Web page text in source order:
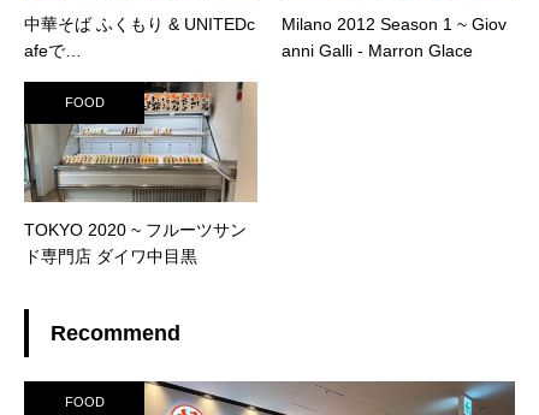
中華そば ふくもり & UNITEDc
afeで…
Milano 2012 Season 1 ~ Giov
anni Galli ‐ Marron Glace
FOOD
TOKYO 2020 ~ フルーツサン
ド専門店 ダイワ中目黒
Recommend
FOOD